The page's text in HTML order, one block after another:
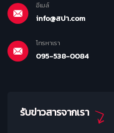
อีเมล์
info@สปา.com
โทรหาเรา
095-538-0084
รับข่าวสารจากเรา